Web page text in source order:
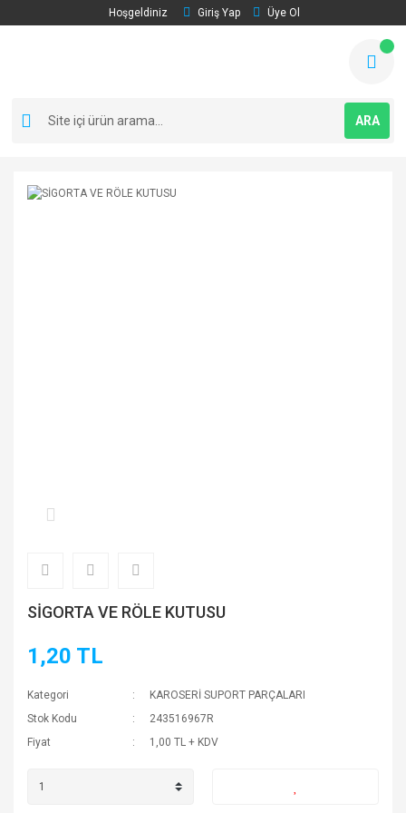
Hoşgeldiniz Giriş Yap Üye Ol
ARA
SİGORTA VE RÖLE KUTUSU
1,20 TL
Kategori
KAROSERİ SUPORT PARÇALARI
Stok Kodu
243516967R
Fiyat
1,00 TL + KDV